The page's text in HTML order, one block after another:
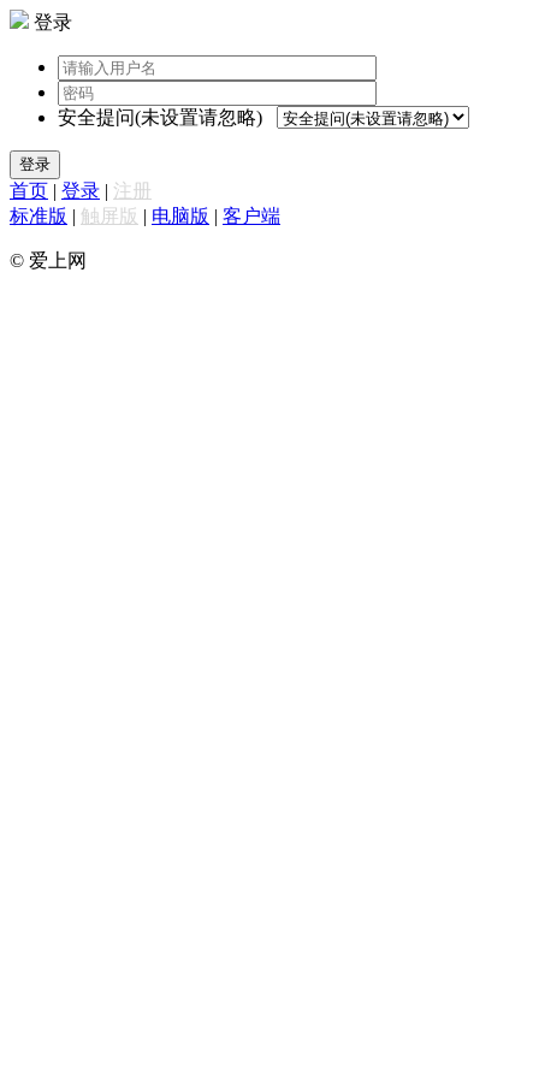
登录
安全提问(未设置请忽略)
登录
首页 | 登录 | 注册
标准版 | 触屏版 | 电脑版 | 客户端
© 爱上网